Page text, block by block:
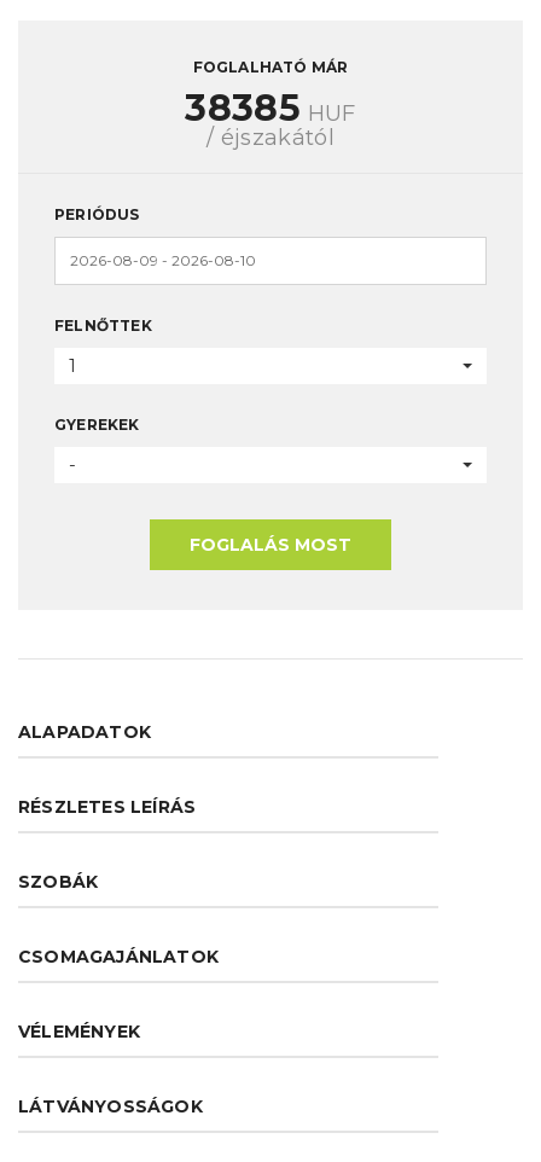
FOGLALHATÓ MÁR
38385 HUF
/ éjszakától
PERIÓDUS
FELNŐTTEK
1
GYEREKEK
-
FOGLALÁS MOST
ALAPADATOK
RÉSZLETES LEÍRÁS
SZOBÁK
CSOMAGAJÁNLATOK
VÉLEMÉNYEK
LÁTVÁNYOSSÁGOK